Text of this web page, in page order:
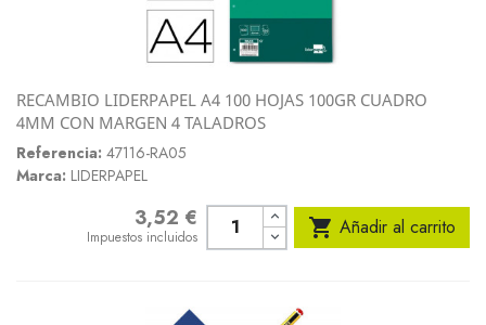
RECAMBIO LIDERPAPEL A4 100 HOJAS 100GR CUADRO
4MM CON MARGEN 4 TALADROS
Referencia: 47116-RA05
Marca: LIDERPAPEL
3,52 €
Impuestos incluidos  Añadir al carrito